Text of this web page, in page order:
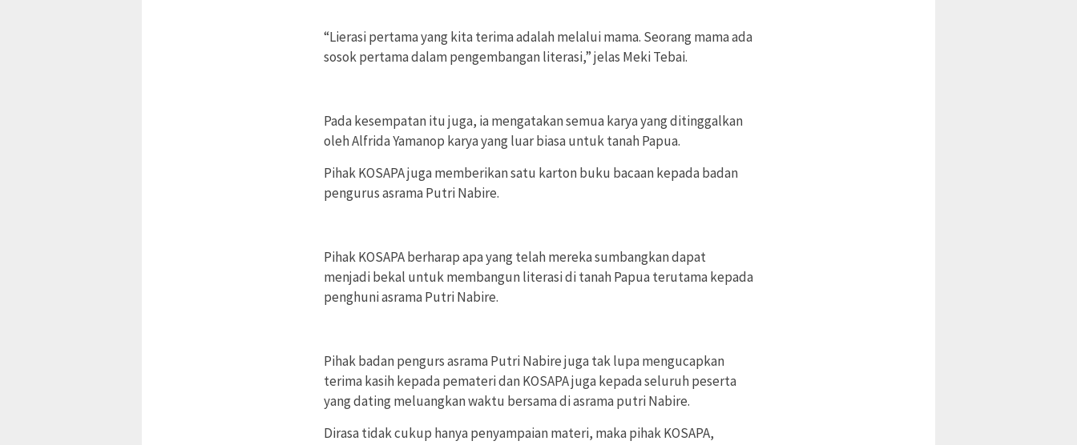
“Lierasi pertama yang kita terima adalah melalui mama. Seorang mama ada
sosok pertama dalam pengembangan literasi,” jelas Meki Tebai.
Pada kesempatan itu juga, ia mengatakan semua karya yang ditinggalkan
oleh Alfrida Yamanop karya yang luar biasa untuk tanah Papua.
Pihak KOSAPA juga memberikan satu karton buku bacaan kepada badan
pengurus asrama Putri Nabire.
Pihak KOSAPA berharap apa yang telah mereka sumbangkan dapat
menjadi bekal untuk membangun literasi di tanah Papua terutama kepada
penghuni asrama Putri Nabire.
Pihak badan pengurs asrama Putri Nabire juga tak lupa mengucapkan
terima kasih kepada pemateri dan KOSAPA juga kepada seluruh peserta
yang dating meluangkan waktu bersama di asrama putri Nabire.
Dirasa tidak cukup hanya penyampaian materi, maka pihak KOSAPA,